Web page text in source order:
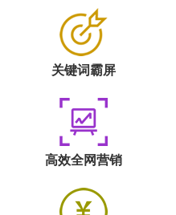
关键词霸屏
高效全网营销